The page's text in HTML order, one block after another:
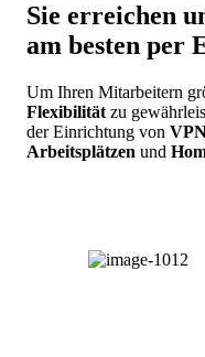
Sie erreichen
am besten per
Um Ihren Mitarbeitern
Flexibilität zu
der Einrichtung von
Arbeitsplätzen und